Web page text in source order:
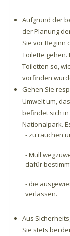
Aufgrund der
der Planung
Sie vor Beginn
Toilette gehen.
Toiletten so,
vorfinden
Gehen Sie
Umwelt um,
befindet sich
Nationalpark.
- zu rauchen
- Müll
dafür
- die
verlassen.
Aus
Sie stets bei